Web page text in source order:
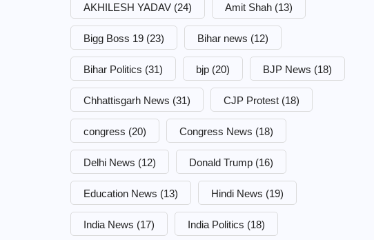
AKHILESH YADAV (24) Amit Shah (13)
Bigg Boss 19 (23) Bihar news (12)
Bihar Politics (31) bjp (20) BJP News (18)
Chhattisgarh News (31) CJP Protest (18)
congress (20) Congress News (18)
Delhi News (12) Donald Trump (16)
Education News (13) Hindi News (19)
India News (17) India Politics (18)